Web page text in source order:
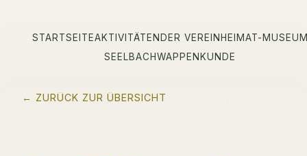
STARTSEITEAKTIVITÄTEN DER VEREIN HEIMAT-
SEELBACHWAPPENKUNDE
← ZURÜCK ZUR ÜBERSICHT